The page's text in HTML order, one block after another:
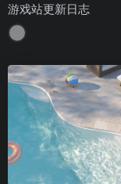
游戏站更新日志